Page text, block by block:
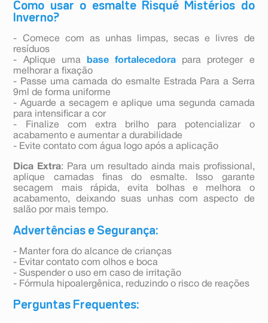
Como usar o esmalte Risqué Mistérios do
Inverno?
- Comece com as unhas limpas, secas e livres de
resíduos
- Aplique uma
base fortalecedora
para proteger e
melhorar a fixação
- Passe uma camada do esmalte Estrada Para a Serra
9ml de forma uniforme
- Aguarde a secagem e aplique uma segunda camada
para intensificar a cor
- Finalize com extra brilho para potencializar o
acabamento e aumentar a durabilidade
- Evite contato com água logo após a aplicação
Dica Extra: Para um resultado ainda mais profissional,
aplique camadas finas do esmalte. Isso garante
secagem mais rápida, evita bolhas e melhora o
acabamento, deixando suas unhas com aspecto de
salão por mais tempo.
Advertências e Segurança:
- Manter fora do alcance de crianças
- Evitar contato com olhos e boca
- Suspender o uso em caso de irritação
- Fórmula hipoalergênica, reduzindo o risco de reações
Perguntas Frequentes: